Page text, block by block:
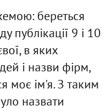
береться
публікації 9 і 10
в яких
і назви фірм,
моє ім'я. З таким
назвати